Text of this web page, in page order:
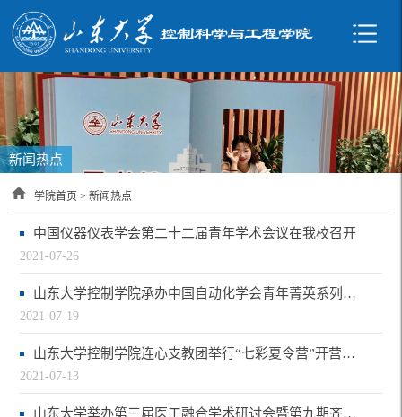
新闻热点
学院首页 >新闻热点
中国仪器仪表学会第二十二届青年学术会议在我校召开
2021-07-26
山东大学控制学院承办中国自动化学会青年菁英系列活动（CAA Youth e-Summit）暨“智…
2021-07-19
山东大学控制学院连心支教团举行“七彩夏令营”开营仪式
2021-07-13
山东大学举办第三届医工融合学术研讨会暨第九期齐鲁医院多学科交叉论坛